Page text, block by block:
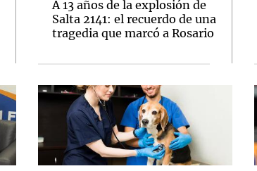
A 13 años de la explosión de
Salta 2141: el recuerdo de una
tragedia que marcó a Rosario